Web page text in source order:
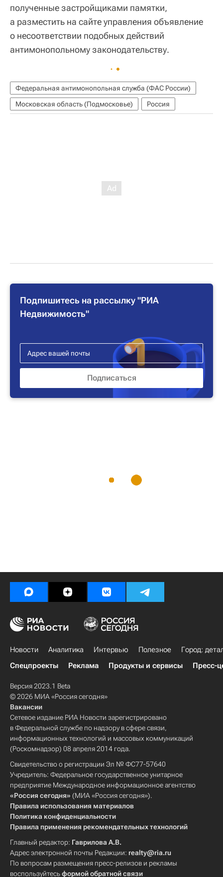
полученные застройщиками памятки,
а разместить на сайте управления объявление
о несоответствии подобных действий
антимонопольному законодательству.
Федеральная антимонопольная служба (ФАС России)
Московская область (Подмосковье)
Россия
Подпишитесь на рассылку "РИА
Недвижимость"
Новости Аналитика Интервью Полезное
Город:
Спецпроекты
Реклама Продукты и сервисы Пресс-
Версия 2023.1 Beta
© 2026 МИА «Россия сегодня»
Вакансии
Сетевое издание РИА Новости зарегистрировано
в Федеральной службе по надзору в сфере связи,
информационных технологий и массовых коммуникаций
(Роскомнадзор) 08 апреля 2014 года.
Свидетельство о регистрации Эл № ФС77-57640
Учредитель: Федеральное государственное унитарное
предприятие Международное информационное агентство
«Россия сегодня» (МИА «Россия сегодня»).
Правила использования материалов
Политика конфиденциальности
Правила применения рекомендательных технологий
Главный редактор: Гаврилова А.В.
Адрес электронной почты Редакции: realty@ria.ru
По вопросам размещения пресс-релизов и рекламы
воспользуйтесьформой обратной связи